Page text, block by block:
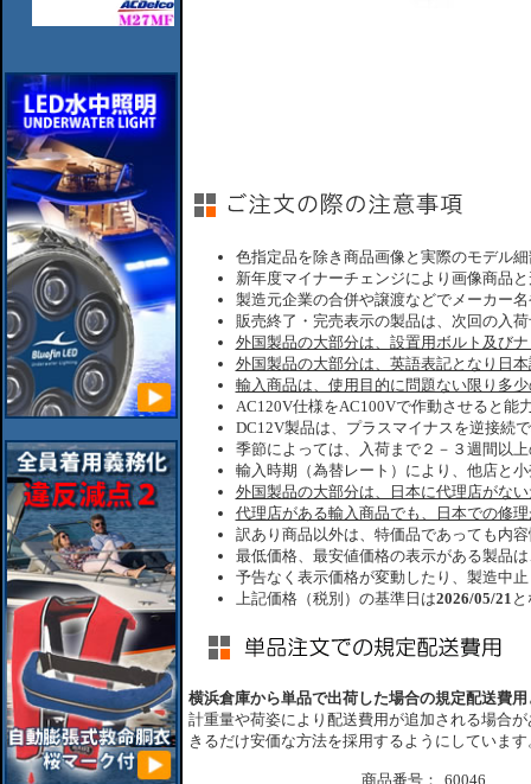
色指定品を除き商品画像と実際のモデル
新年度マイナーチェンジにより画像商品
製造元企業の合併や譲渡などでメーカー
販売終了・完売表示の製品は、次回の入
外国製品の大部分は、設置用ボルト及び
外国製品の大部分は、英語表記となり日
輸入商品は、使用目的に問題ない限り多
AC120V仕様をAC100Vで作動させると能
DC12V製品は、プラスマイナスを逆接続
季節によっては、入荷まで２－３週間以
輸入時期（為替レート）により、他店と
外国製品の大部分は、日本に代理店がな
代理店がある輸入商品でも、日本での修
訳あり商品以外は、特価品であっても内
最低価格、最安値価格の表示がある製品
予告なく表示価格が変動したり、製造中
上記価格（税別）の基準日は2026/05/21
横浜倉庫から単品で出荷した場合の規定配送費用
計重量や荷姿により配送費用が追加される場合
きるだけ安価な方法を採用するようにしています
商品番号： 60046